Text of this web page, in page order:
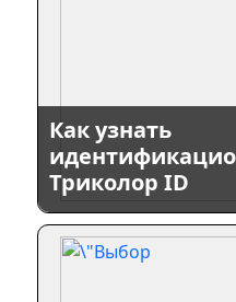
Как узнать
Триколор ID